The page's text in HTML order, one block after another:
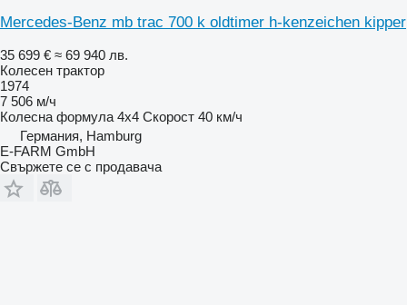
Mercedes-Benz mb trac 700 k oldtimer h-kenzeichen kipper
35 699 € ≈ 69 940 лв.
Колесен трактор
1974
7 506 м/ч
Колесна формула 4x4 Скорост 40 км/ч
Германия, Hamburg
E-FARM GmbH
Свържете се с продавача